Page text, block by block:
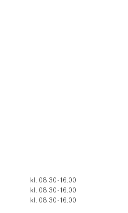
kl. 08.30 - 16.00
kl. 08.30 - 16.00
kl. 08.30 - 16.00